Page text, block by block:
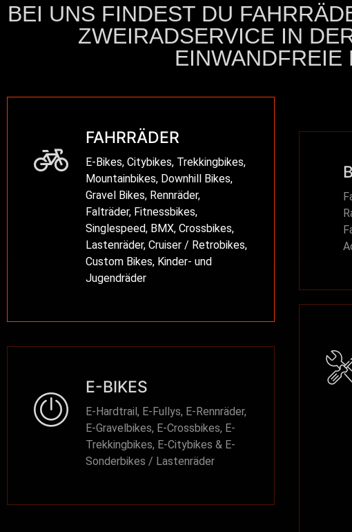
BEI UNS FINDEST DU
ZWEIRADSERVICE IN
EINWANDFREIE
FAHRRÄDER
E-Bikes, Citybikes, Trekkingbikes,
Mountainbikes, Downhill Bikes,
Gravel Bikes, Rennräder,
Falträder, Fitnessbikes,
Singlespeed, BMX, Crossbikes,
Lastenräder, Cruiser / Retrobikes,
Custom Bikes, Kinder- und
Jugendräder
E-BIKES
E-Hardtrail, E-Fullys, E-Rennräder,
E-Gravelbikes, E-Crossbikes, E-
Trekkingbikes, E-Citybikes & E-
Sonderbikes / Lastenräder